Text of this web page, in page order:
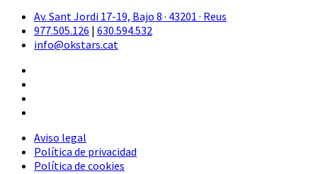
Av. Sant Jordi 17-19, Bajo 8 · 43201 · Reus
977.505.126 | 630.594.532
info@okstars.cat
Aviso legal
Política de privacidad
Política de cookies